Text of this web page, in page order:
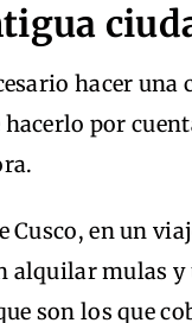
hacer
hacerlo por
Cusco, en un
alquilar mulas
son los que